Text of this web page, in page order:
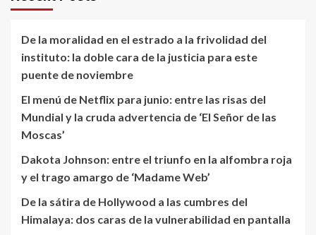
De la moralidad en el estrado a la frivolidad del
instituto: la doble cara de la justicia para este
puente de noviembre
El menú de Netflix para junio: entre las risas del
Mundial y la cruda advertencia de ‘El Señor de las
Moscas’
Dakota Johnson: entre el triunfo en la alfombra roja
y el trago amargo de ‘Madame Web’
De la sátira de Hollywood a las cumbres del
Himalaya: dos caras de la vulnerabilidad en pantalla